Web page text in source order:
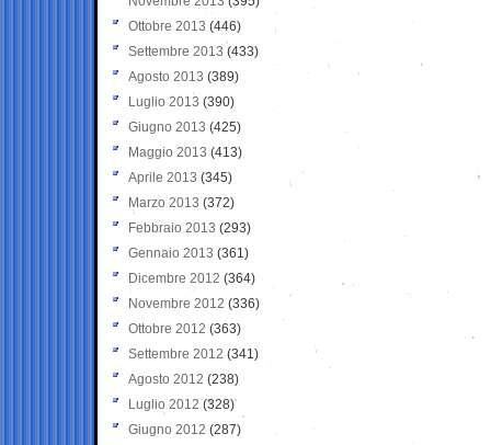
Ottobre 2013 (446)
Settembre 2013 (433)
Agosto 2013 (389)
Luglio 2013 (390)
Giugno 2013 (425)
Maggio 2013 (413)
Aprile 2013 (345)
Marzo 2013 (372)
Febbraio 2013 (293)
Gennaio 2013 (361)
Dicembre 2012 (364)
Novembre 2012 (336)
Ottobre 2012 (363)
Settembre 2012 (341)
Agosto 2012 (238)
Luglio 2012 (328)
Giugno 2012 (287)